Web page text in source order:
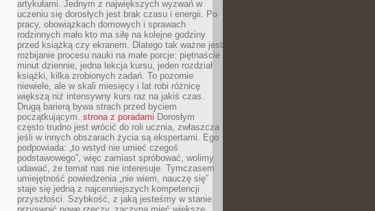
artykułami. Jednym z największych wyzwań w
uczeniu się dorosłych jest brak czasu i energii. Po
pracy, obowiązkach domowych i sprawach
rodzinnych mało kto ma siłę na kolejne godziny
przed książką czy ekranem. Dlatego tak ważne jest
rozbijanie procesu nauki na małe porcje: piętnaście
minut dziennie, jedna lekcja kursu, jeden rozdział
książki, kilka zrobionych zadań. To pozornie
niewiele, ale w skali miesięcy i lat robi różnicę
większą niż intensywny kurs raz na jakiś czas.
Drugą barierą bywa strach przed byciem
początkującym. strona z poradami Dorosłym
często trudno jest wrócić do roli ucznia, zwłaszcza
jeśli w innych obszarach życia są ekspertami. Ego
podpowiada: „to wstyd nie umieć czegoś
podstawowego”, więc zamiast spróbować, wolimy
udawać, że temat nas nie interesuje. Tymczasem
umiejętność powiedzenia „nie wiem, nauczę się”
staje się jedną z najcenniejszych kompetencji
przyszłości. Szybkość, z jaką jesteśmy w stanie